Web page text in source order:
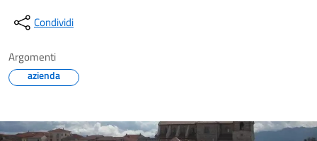
Condividi
Argomenti
azienda